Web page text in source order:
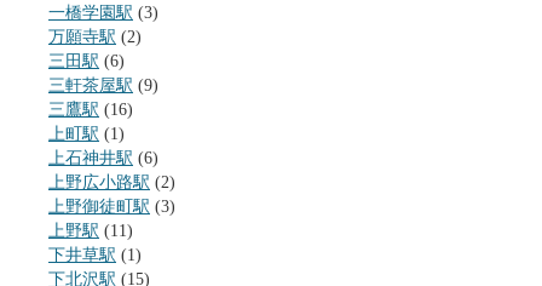
一橋学園駅 (3)
万願寺駅 (2)
三田駅 (6)
三軒茶屋駅 (9)
三鷹駅 (16)
上町駅 (1)
上石神井駅 (6)
上野広小路駅 (2)
上野御徒町駅 (3)
上野駅 (11)
下井草駅 (1)
下北沢駅 (15)